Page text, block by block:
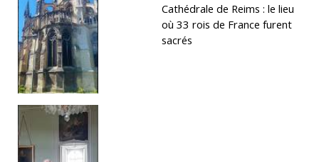
Cathédrale de Reims : le lieu
où 33 rois de France furent
sacrés